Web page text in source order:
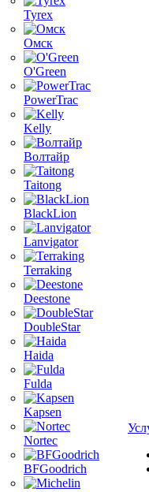
Tyrex
Омск
O'Green
PowerTrac
Kelly
Волтайр
Taitong
BlackLion
Lanvigator
Terraking
Deestone
DoubleStar
Haida
Fulda
Kapsen
Nortec
BFGoodrich